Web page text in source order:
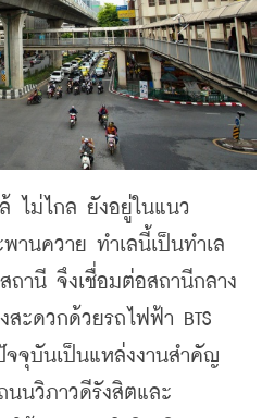
ไม่ไกล ยังอยู่ในแนว
พานควาย ทำเลนี้เป็นทำเล
สถานี จึงเชื่อมต่อสถานีกลาง
สะดวกด้วยรถไฟฟ้า
จจุบันเป็นแหล่งงานสำคัญ
นนวิภาวดีรังสิตและ